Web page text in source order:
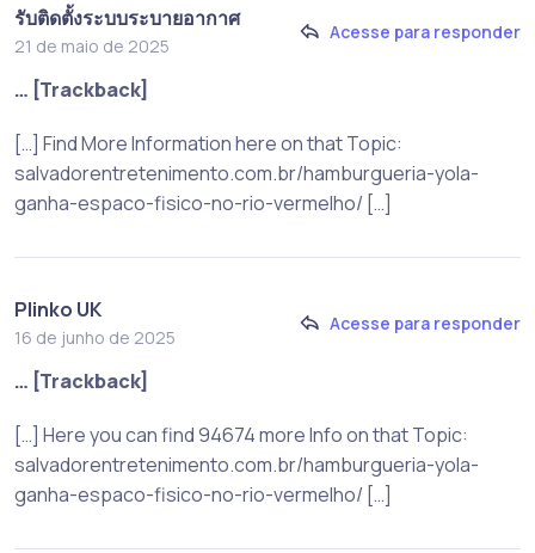
รับติดตั้งระบบระบายอากาศ
21 de maio de 2025
Acesse para responder
… [Trackback]
[…] Find More Information here on that Topic:
salvadorentretenimento.com.br/hamburgueria-yola-
ganha-espaco-fisico-no-rio-vermelho/ […]
Plinko UK
16 de junho de 2025
Acesse para responder
… [Trackback]
[…] Here you can find 94674 more Info on that Topic:
salvadorentretenimento.com.br/hamburgueria-yola-
ganha-espaco-fisico-no-rio-vermelho/ […]